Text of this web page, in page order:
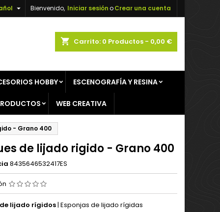
Bienvenido, Iniciar sesiónoCrear una cuenta

shopping_cart Carrito: 0 Productos - 0,00 €
HOBBY ESCENOGRAFÍA Y RESINA
WEB CREATIVA
- Grano 400
de lijado rigido - Grano 400
8435646532417ES
lijado rígidos| Esponjas de lijado rígidas